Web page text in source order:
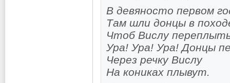
В девяносто первом
Там шли донцы в
Чтоб Вислу
Ура! Ура! Ура! Донцы
Через речку Вислу
На кониках плывут.